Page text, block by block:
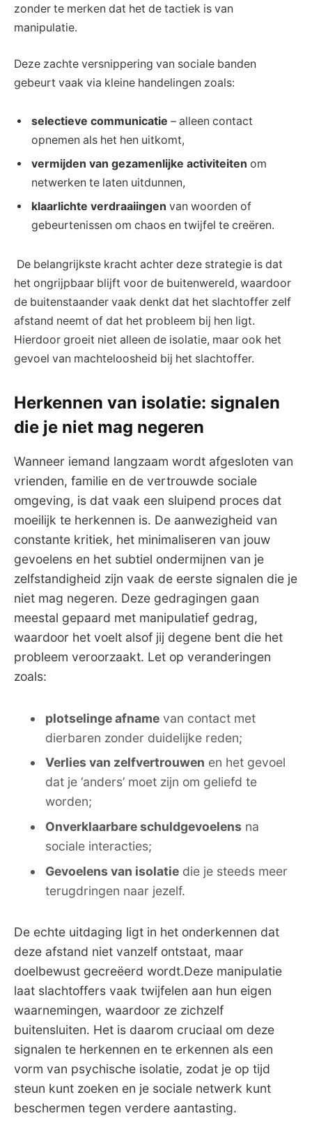
zonder te‌ merken dat het de tactiek is van
manipulatie.
Deze zachte versnippering ‌van sociale ‍banden
gebeurt vaak via kleine‌ handelingen zoals: ​
selectieve⁣ communicatie – alleen contact
‍opnemen als⁢ het hen uitkomt,
vermijden van gezamenlijke activiteiten om
netwerken⁤ te laten uitdunnen,
klaarlichte‌ verdraaiingen van woorden of
gebeurtenissen om chaos en twijfel te creëren.
‍ De ​belangrijkste⁤ kracht ​achter deze strategie is ⁣dat
⁢het​ ongrijpbaar ⁤blijft voor de buitenwereld, waardoor
de ⁤buitenstaander vaak denkt dat het⁣ slachtoffer zelf
afstand neemt of dat het probleem bij hen ligt.
Hierdoor groeit niet ⁣alleen ‌de isolatie, maar ook het
gevoel van​ machteloosheid bij het slachtoffer.
Herkennen ​van isolatie: signalen
die je niet ‌mag ⁤negeren
Wanneer iemand langzaam wordt afgesloten⁣ van
⁤vrienden, familie en ⁣de ⁤vertrouwde sociale
‍omgeving, is ‍dat vaak een sluipend proces dat
moeilijk te herkennen is. ‍De aanwezigheid ​van
constante kritiek, ​het minimaliseren van jouw
gevoelens en het subtiel ondermijnen van⁤ je
zelfstandigheid zijn vaak de eerste signalen die je
niet mag negeren.⁢ Deze gedragingen gaan
meestal gepaard met manipulatief gedrag,
waardoor het voelt ⁤alsof ⁤jij⁤ degene bent die ‌het
probleem veroorzaakt. Let op veranderingen
zoals:
plotselinge‌ afname van contact‍ met
dierbaren zonder duidelijke reden;
Verlies van⁤ zelfvertrouwen en⁣ het⁤ gevoel‍
dat je ‘anders’ moet zijn ⁤om geliefd ‌te
worden;
Onverklaarbare ‍schuldgevoelens na
sociale ‌interacties;
Gevoelens​ van isolatie die⁣ je steeds⁣ meer⁣
terugdringen naar jezelf.
De echte uitdaging ​ligt in ​het onderkennen dat
deze⁤ afstand niet vanzelf ontstaat, maar⁣
doelbewust gecreëerd ⁤wordt.Deze manipulatie
laat slachtoffers vaak twijfelen⁤ aan hun eigen
waarnemingen, ⁤waardoor ze zichzelf
buitensluiten.⁤ Het is daarom⁤ cruciaal ⁤om‍ deze
signalen te ⁤herkennen en te erkennen als een
vorm ⁢van psychische isolatie, zodat je ⁢op tijd
⁣steun kunt zoeken en je ⁢sociale netwerk kunt
⁢beschermen tegen verdere aantasting.